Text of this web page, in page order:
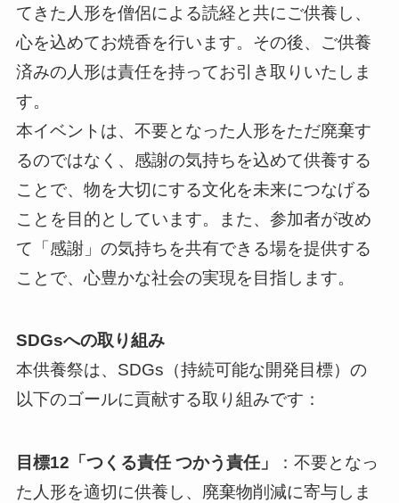
てきた人形を僧侶による読経と共にご供養し、
心を込めてお焼香を行います。その後、ご供養
済みの人形は責任を持ってお引き取りいたしま
す。
本イベントは、不要となった人形をただ廃棄す
るのではなく、感謝の気持ちを込めて供養する
ことで、物を大切にする文化を未来につなげる
ことを目的としています。また、参加者が改め
て「感謝」の気持ちを共有できる場を提供する
ことで、心豊かな社会の実現を目指します。
SDGsへの取り組み
本供養祭は、SDGs（持続可能な開発目標）の
以下のゴールに貢献する取り組みです：
目標12「つくる責任 つかう責任」
：不要となっ
た人形を適切に供養し、廃棄物削減に寄与しま